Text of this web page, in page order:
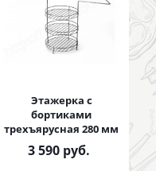
Этажерка с
бортиками
трехъярусная 280 мм
3 590руб.